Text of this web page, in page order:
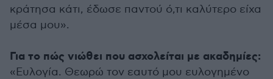
κράτησα κάτι, έδωσε παντού ό,τι καλύτερο είχα
μέσα μου».
Για το πώς νιώθει που ασχολείται με ακαδημίες:
«Ευλογία. Θεωρώ τον εαυτό μου ευλογημένο